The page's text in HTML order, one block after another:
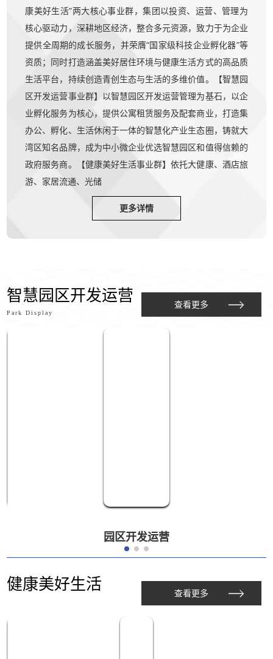
康美好生活”两大核心事业群，集团以投资、运营、管理为
核心驱动力，深耕地区经济，整合多元资源，致力于为企业
提供全周期的成长服务，并荣膺“国家级科技企业孵化器”等
资质；同时打造涵盖美好居住环境与健康生活方式的高品质
生活平台，持续创造青创生态与生活的多维价值。【智慧园
区开发运营事业群】以智慧园区开发运营管理为基石，以企
业孵化服务为核心，提供公寓租赁服务及配套商业，打造集
办公、孵化、生活休闲于一体的智慧化产业生态圈，铸就大
湾区知名品牌，成为中小微企业优选智慧园区和值得信赖的
政府服务商。【健康美好生活事业群】依托大健康、酒店旅
游、家居流通、光储
更多详情
智慧园区开发运营
Park Display
查看更多
园区开发运营
健康美好生活 查看更多